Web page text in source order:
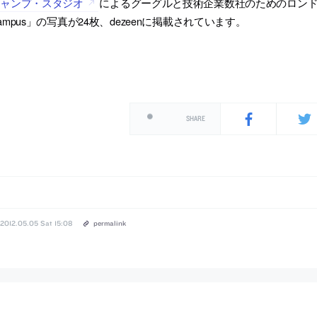
」の写真が24枚、dezeenに掲載されています。
SHARE
2012.05.05 Sat 15:08 permalink